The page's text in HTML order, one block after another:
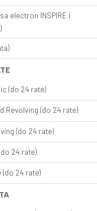
electron INSPIRE i
(do 24 rate)
Revolving (do 24 rate)
(do 24 rate)
24 rate)
(do 24 rate)